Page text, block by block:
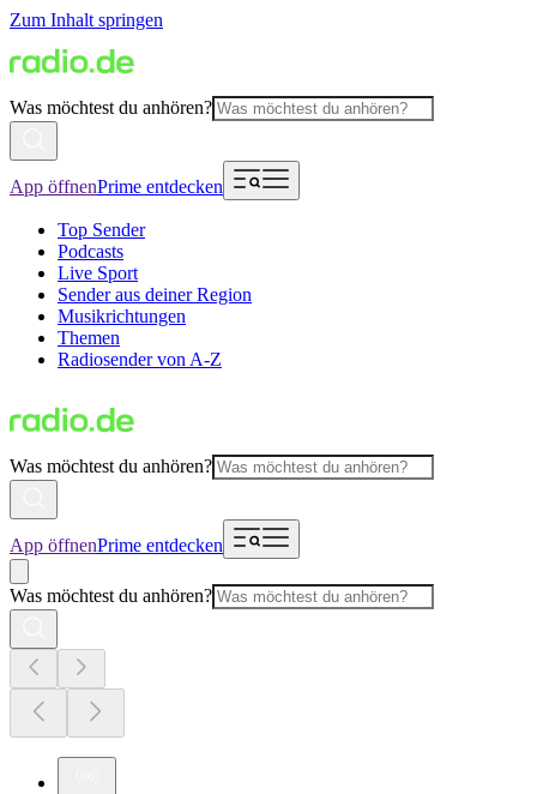
Zum Inhalt springen
Was möchtest du anhören?
App öffnenPrime entdecken
Top Sender
Podcasts
Live Sport
Sender aus deiner Region
Musikrichtungen
Themen
Radiosender von A-Z
Was möchtest du anhören?
App öffnenPrime entdecken
Was möchtest du anhören?